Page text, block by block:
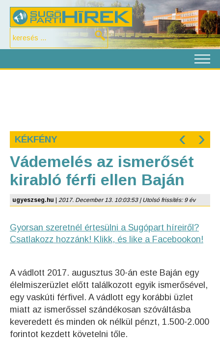
KÉKFÉNY ‹ ›
Vádemelés az ismerősét
kirabló férfi ellen Baján
ugyeszseg.hu 2017. December 13. 10:03:53 | Utolsó frissítés: 9 év
Gyorsan szeretnél értesülni a Sugópart híreiről?
Csatlakozz hozzánk! Klikk, és like a Facebookon!
A vádlott 2017. augusztus 30-án este Baján egy
élelmiszerüzlet előtt találkozott egyik ismerősével,
egy vaskúti férfivel. A vádlott egy korábbi üzlet
miatt az ismerőssel szándékosan szóváltásba
keveredett és minden ok nélkül pénzt, 1.500-2.000
forintot kezdett követelni tőle.